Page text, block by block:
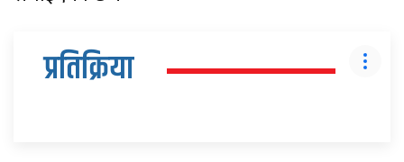
प्रतिक्रिया